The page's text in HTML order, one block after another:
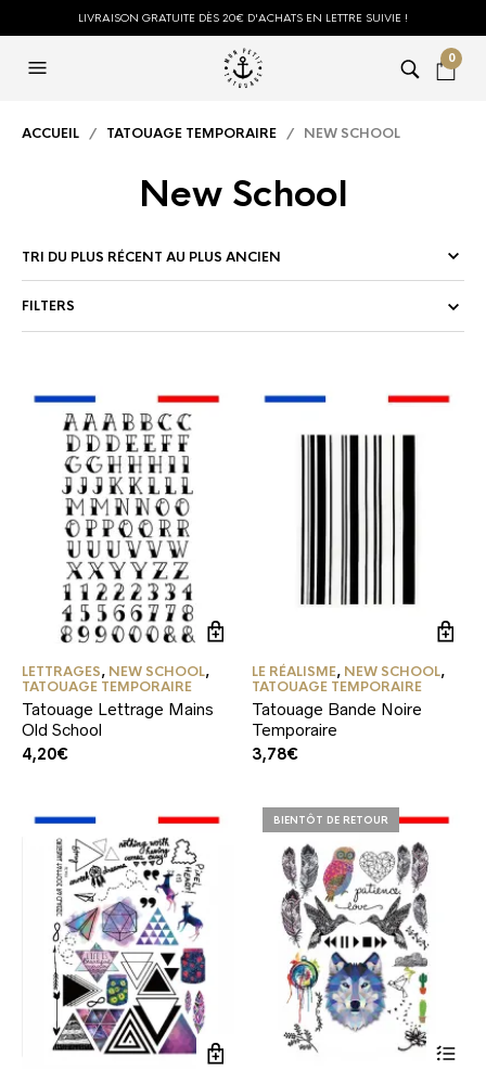
LIVRAISON GRATUITE DÈS 20€ D'ACHATS EN LETTRE SUIVIE !
0
ACCUEIL / TATOUAGE TEMPORAIRE / NEW SCHOOL
New School
FILTERS
LETTRAGES, NEW SCHOOL,
TATOUAGE TEMPORAIRE
Tatouage Lettrage Mains
Old School
4,20€
LE RÉALISME, NEW SCHOOL,
TATOUAGE TEMPORAIRE
Tatouage Bande Noire
Temporaire
3,78€
BIENTÔT DE RETOUR